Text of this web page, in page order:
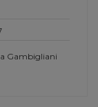
Gambigliani